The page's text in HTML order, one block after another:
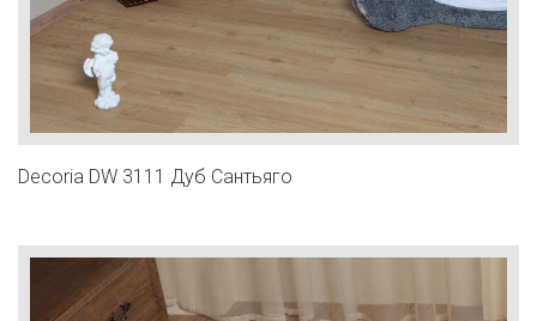
Decoria DW 3111 Дуб Сантьяго